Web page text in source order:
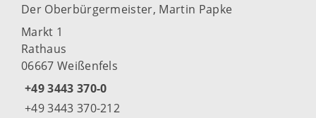
Der Oberbürgermeister, Martin Papke
Markt 1
Rathaus
06667 Weißenfels
+49 3443 370-0
+49 3443 370-212